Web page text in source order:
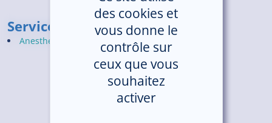
Service(s)
Anesthésie - Centre Hospitalier de Guingamp
des cookies et
vous donne le
contrôle sur
ceux que vous
souhaitez
activer